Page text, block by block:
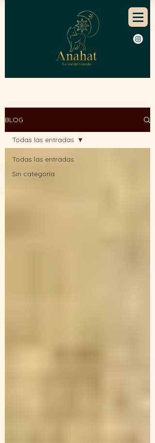
BLOG
Todas las entradas
Sin categoría
Todas las entradas